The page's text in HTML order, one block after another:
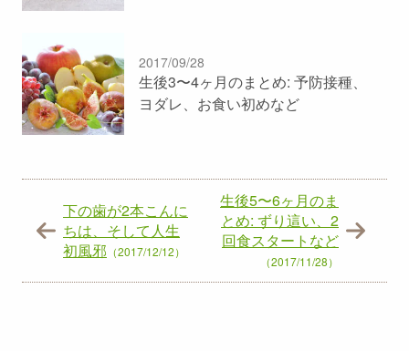
2017/09/28
生後3〜4ヶ月のまとめ: 予防接種、
ヨダレ、お食い初めなど
下の歯が2本こんに
ちは、そして人生
初風邪 （2017/12/12）
生後5〜6ヶ月のま
とめ: ずり這い、2
回食スタートなど
（2017/11/28）